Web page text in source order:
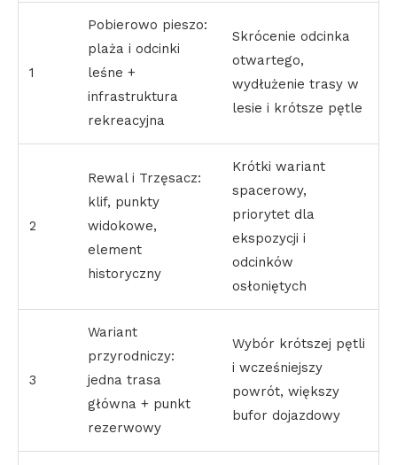
1
Pobierowo pieszo:
plaża i odcinki
leśne +
infrastruktura
rekreacyjna
Skrócenie odcinka
otwartego,
wydłużenie trasy w
lesie i krótsze pętle
2
Rewal i Trzęsacz:
klif, punkty
widokowe,
element
historyczny
Krótki wariant
spacerowy,
priorytet dla
ekspozycji i
odcinków
osłoniętych
3
Wariant
przyrodniczy:
jedna trasa
główna + punkt
rezerwowy
Wybór krótszej pętli
i wcześniejszy
powrót, większy
bufor dojazdowy